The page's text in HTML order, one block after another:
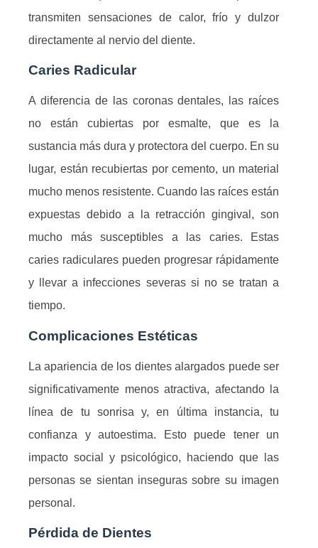
transmiten sensaciones de calor, frío y dulzor
directamente al nervio del diente.
Caries Radicular
A diferencia de las coronas dentales, las raíces
no están cubiertas por esmalte, que es la
sustancia más dura y protectora del cuerpo. En su
lugar, están recubiertas por cemento, un material
mucho menos resistente. Cuando las raíces están
expuestas debido a la retracción gingival, son
mucho más susceptibles a las caries. Estas
caries radiculares pueden progresar rápidamente
y llevar a infecciones severas si no se tratan a
tiempo.
Complicaciones Estéticas
La apariencia de los dientes alargados puede ser
significativamente menos atractiva, afectando la
línea de tu sonrisa y, en última instancia, tu
confianza y autoestima. Esto puede tener un
impacto social y psicológico, haciendo que las
personas se sientan inseguras sobre su imagen
personal.
Pérdida de Dientes